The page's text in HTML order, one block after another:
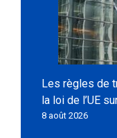
Les règles de
la loi de l’UE
8 août 2026